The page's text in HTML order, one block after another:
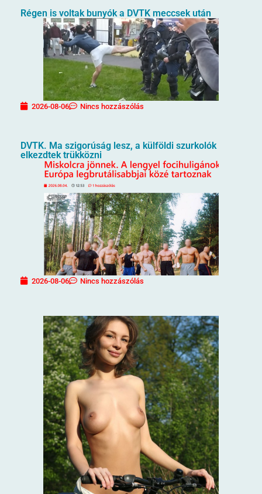
Régen is voltak bunyók a DVTK meccsek után
2026-08-06 Nincs hozzászólás
DVTK. Ma szigorúság lesz, a külföldi szurkolók
elkezdtek trükközni
2026-08-06 Nincs hozzászólás